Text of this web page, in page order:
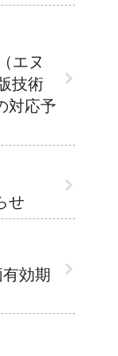
エヌ
技術
対応予
せ
効期